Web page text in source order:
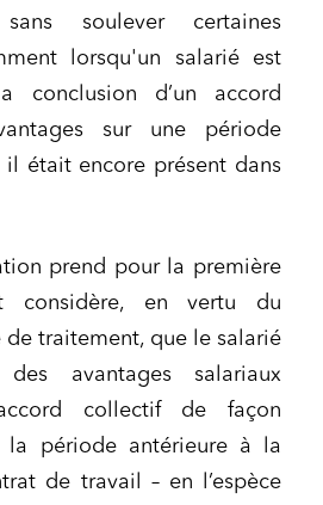
soulever certaines
lorsqu'un salarié est
conclusion d’un accord
sur une période
était encore présent dans
prend pour la première
considère, en vertu du
de traitement, que le salarié
avantages salariaux
collectif de façon
la période antérieure à la
de travail – en l’espèce